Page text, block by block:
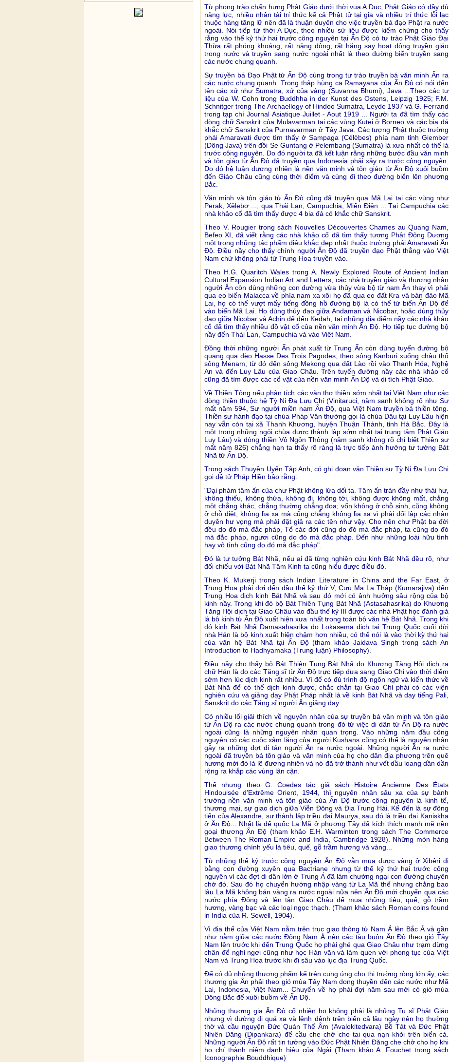
Từ phong trào chấn hưng Phật Giáo dưới thời vua A Dục, Phật Giáo có đầy đủ
năng lực, nhiều nhân tài trí thức kể cả Phật tử tại gia và nhiều trí thức lỗi lạc
thuộc hàng tăng lữ nên đã là thuận duyên cho việc truyền bá đạo Phật ra nước
ngoài. Nói tiếp từ thời A Dục, theo nhiều sử liệu được kiểm chứng cho thấy
rằng vào thế kỷ thứ hai trước công nguyên tại Ấn Ðộ có tư trào Phật Giáo Ðại
Thừa rất phóng khoáng, rất năng động, rất hăng say hoạt động truyền giáo
trong nước và truyền sang nước ngoài nhất là theo đường biển truyền sang
các nước chung quanh.
Sự truyền bá Ðạo Phật từ Ấn Ðộ cùng trong tư trào truyền bá văn minh Ấn ra
các nước chung quanh. Trong thập hùng ca Ramayana của Ấn Ðộ có nói đến
tên các xứ như Sumatra, xứ của vàng (Suvanna Bhumi), Java ...Theo các tư
liệu của W. Cohn trong Buddhha in der Kunst des Ostens, Leipzig 1925; F.M.
Schnitger trong The Archaellogy of Hindoo Sumatra, Leyde 1937 và G. Ferrand
trong tạp chí Journal Asiatique Juillet - Aout 1919 ... Người ta đã tìm thấy các
dòng chữ Sanskrit của Mulavarman tại các vùng Kutei ở Borneo và các bia đá
khắc chữ Sanskrit của Purnavarman ở Tây Java. Các tượng Phật thuộc trường
phái Amaravati được tìm thấy ở Sampaga (Célèbes) phía nam tỉnh Giember
(Ðông Java) trên đồi Se Guntang ở Pelembang (Sumatra) là xưa nhất có thể là
trước công nguyên. Do đó người ta đã kết luận rằng những bước đầu văn minh
và tôn giáo từ Ấn Ðộ đã truyền qua Indonesia phải xảy ra trước công nguyên.
Do đó hệ luận đương nhiên là nền văn minh và tôn giáo từ Ấn Ðộ xuôi buồm
đến Giáo Châu cũng cùng thời điểm và cùng đi theo đường biển lên phương
Bắc.
Văn minh và tôn giáo từ Ấn Ðộ cũng đã truyền qua Mã Lai tại các vùng như
Perak, Xêlebơ ..., qua Thái Lan, Campuchia, Miến Ðiện ... Tại Campuchia các
nhà khảo cổ đã tìm thấy được 4 bia đá có khắc chữ Sanskrit.
Theo V. Rougier trong sách Nouvelles Découvertes Chames au Quang Nam,
Befeo XI, đã viết rằng các nhà khảo cổ đã tìm thấy tượng Phật Ðông Dương
một trong những tác phẩm điêu khắc đẹp nhất thuộc trường phái Amaravati Ấn
Ðộ. Ðiều nầy cho thấy chính người Ấn Ðộ đã truyền đạo Phật thẳng vào Việt
Nam chứ không phải từ Trung Hoa truyền vào.
Theo H.G. Quaritch Wales trong A. Newly Explored Route of Ancient Indian
Cultural Expansion Indian Art and Letters, các nhà truyền giáo và thương nhân
người Ấn còn dùng những con đường vừa thủy vừa bộ từ nam Ấn thay vì phải
qua eo biển Malacca về phía nam xa xôi họ đã qua eo đất Kra và bán đảo Mã
Lai, họ có thể vượt mấy tiếng đồng hồ đường bộ là có thể từ biển Ấn Ðộ để
vào biển Mã Lai. Họ dùng thủy đạo giữa Andaman và Nicobar, hoặc dùng thủy
đạo giữa Nicobar và Achin để đến Kedah, tại những địa điểm nầy các nhà khảo
cổ đã tìm thấy nhiều đồ vật cổ của nền văn minh Ấn Ðộ. Họ tiếp tục đường bộ
nầy đến Thái Lan, Campuchia và vào Viêt Nam.
Ðồng thời những người Ấn phát xuất từ Trung Ấn còn dùng tuyến đường bộ
quang qua đèo Hasse Des Trois Pagodes, theo sông Kanburi xuống châu thổ
sông Menam, từ đó đến sông Mekong qua đất Lào rồi vào Thanh Hóa, Nghệ
An và đến Luy Lâu của Giao Châu. Trên tuyến đường nầy các nhà khảo cổ
cũng đã tìm được các cổ vật của nền văn minh Ấn Ðộ và di tích Phật Giáo.
Về Thiền Tông nếu phân tích các văn thơ thiền sớm nhất tại Việt Nam như các
dòng thiền thuộc hệ Tỳ Ni Ða Lưu Chi (Vinitaruci, năm sanh không rõ như Sư
mất năm 594, Sư người miền nam Ấn Ðộ, qua Việt Nam truyền bá thiền tông.
Thiền sư hành đạo tại chùa Pháp Vân thường gọi là chùa Dâu tại Luy Lâu hiện
nay vẫn còn tại xã Thanh Khương, huyện Thuận Thành, tỉnh Hà Bắc. Ðây là
một trong những ngôi chùa được thành lập sớm nhất tại trung tâm Phật Giáo
Luy Lâu) và dòng thiền Vô Ngôn Thông (năm sanh không rõ chỉ biết Thiền sư
mất năm 826) chẳng hạn ta thấy rõ ràng là trực tiếp ảnh hưởng tư tưởng Bát
Nhã từ Ấn Ðộ.
Trong sách Thuyền Uyển Tập Anh, có ghi đoạn văn Thiền sư Tỳ Ni Ða Lưu Chi
gọi đệ tử Pháp Hiền bảo rằng:
"Ðại phàm tâm ấn của chư Phật không lừa dối ta. Tâm ấn tràn đầy như thái hư,
không thiếu, không thừa, không đi, không tới, không được không mất, chẳng
một chẳng khác, chẳng thường chẳng đoạ; vốn không ở chỗ sinh, cũng không
ở chỗ diệt, không lìa xa mà cũng chẳng không lìa xa vì phải đối lập các nhân
duyên hư vọng mà phải đặt giả ra các tên như vậy. Cho nên chư Phật ba đời
đều do đó mà đắc pháp, Tổ các đời cũng do đó mà đắc pháp, ta cũng do đó
mà đắc pháp, ngươi cũng do đó mà đắc pháp. Ðến như những loài hữu tình
hay vô tình cũng do đó mà đắc pháp".
Ðó là tư tưởng Bát Nhã, nếu ai đã từng nghiên cứu kinh Bát Nhã đều rõ, như
đối chiếu với Bát Nhã Tâm Kinh ta cũng hiểu được điều đó.
Theo K. Mukerji trong sách Indian Literature in China and the Far East, ở
Trung Hoa phải đợi đến đầu thế kỷ thứ V, Cưu Ma La Thập (Kumarajiva) đến
Trung Hoa dịch kinh Bát Nhã và sau đó mới có ảnh hưởng sâu rộng của bộ
kinh nầy. Trong khi đó bộ Bát Thiên Tụng Bát Nhã (Astasahasrika) do Khương
Tăng Hội dịch tại Giao Châu vào đầu thế kỷ III được các nhà Phật học đánh giá
là bộ kinh từ Ấn Ðộ xuất hiện xưa nhất trong toàn bộ văn hệ Bát Nhã. Trong khi
đó kinh Bát Nhã Damasahasrika do Lokasema dịch tại Trung Quốc cuối đời
nhà Hán là bộ kinh xuất hiện chậm hơn nhiều, có thể nói là vào thời kỳ thứ hai
của văn hệ Bát Nhã tại Ấn Ðộ (tham khảo Jaidava Singh trong sách An
Introduction to Hadhyamaka (Trung luận) Philosophy).
Ðiều nầy cho thấy bộ Bát Thiên Tụng Bát Nhã do Khương Tăng Hội dịch ra
chữ Hán là do các Tăng sĩ từ Ấn Ðộ trực tiếp đưa sang Giao Chỉ vào thời điểm
sớm hơn lúc dịch kinh rất nhiều. Vì để có đủ trình độ ngôn ngữ và kiến thức về
Bát Nhã để có thể dịch kinh được, chắc chắn tại Giao Chỉ phải có các viện
nghiên cứu và giảng dạy Phật Pháp nhất là về kinh Bát Nhã và dạy tiếng Pali,
Sanskrit do các Tăng sĩ người Ấn giảng dạy.
Có nhiều lối giải thích về nguyên nhân của sự truyền bá văn minh và tôn giáo
từ Ấn Ðộ ra các nước chung quanh trong đó từ việc di dân từ Ấn Ðộ ra nước
ngoài cũng là những nguyên nhân quan trọng. Vào những năm đầu công
nguyên có các cuộc xâm lăng của người Kushans cũng có thể là nguyên nhân
gây ra những đợt di tản người Ấn ra nước ngoài. Những người Ấn ra nước
ngoài đã truyền bá tôn giáo và văn minh của họ cho dân địa phương trên quê
hương mới đó là lẽ đương nhiên và nó đã trở thành như vết dầu loang dần dần
rộng ra khắp các vùng lân cận.
Thế nhưng theo G. Coedes tác giả sách Histoire Ancienne Des États
Hindouisée d'Extrême Orient, 1944, thì nguyên nhân sâu xa của sự bành
trướng nền văn minh và tôn giáo của Ấn Ðộ trước công nguyên là kinh tế,
thương mại, sự giao dịch giữa Viễn Ðông và Ðịa Trung Hải. Kế đến là sự đông
tiến của Alexandre, sự thành lập triều đại Maurya, sau đó là triều đại Kaniskha
ở Ấn Ðộ... Nhất là đế quốc La Mã ở phương Tây đã kích thích mạnh mẽ nền
goại thương Ấn Ðộ (tham khảo E.H. Warminton trong sách The Commerce
Between The Roman Empire and India, Cambridge 1928). Những món hàng
giao thương chính yếu là tiêu, quế, gỗ trầm hương và vàng...
Từ những thế kỷ trước công nguyên Ấn Ðộ vẫn mua được vàng ở Xibêri đi
bằng con đường xuyên qua Bactriane nhưng từ thế kỷ thứ hai trước công
nguyên vì các đợt di dân lớn ở Trung Á đã làm chướng ngại con đường chuyên
chở đó. Sau đó họ chuyển hướng nhập vàng từ La Mã thế nhưng chẳng bao
lâu La Mã không bán vàng ra nước ngoài nữa nên Ấn Ðộ mới chuyển qua các
nước phía Ðông và lên tận Giao Châu để mua những tiêu, quế, gỗ trầm
hương, vàng bạc và các loại ngọc thạch. (Tham khảo sách Roman coins found
in India của R. Sewell, 1904).
Vì địa thế của Việt Nam nằm trên trục giao thông từ Nam Á lên Bắc Á và gần
như nằm giữa các nước Ðông Nam Á nên các tàu buôn Ấn Ðộ theo gió Tây
Nam lên trước khi đến Trung Quốc họ phải ghé qua Giao Châu như trạm dừng
chân để nghỉ ngơi cũng như học Hán văn và làm quen với phong tục của Việt
Nam và Trung Hoa trước khi đi sâu vào lục địa Trung Quốc.
Ðể có đủ những thương phẩm kể trên cung ứng cho thị trường rộng lớn ấy, các
thương gia Ấn phải theo gió mùa Tây Nam dong thuyền đến các nước như Mã
Lai, Indonesia, Việt Nam... Chuyến về họ phải đợi năm sau mới có gió mùa
Ðông Bắc để xuôi buồm về Ấn Ðộ.
Những thương gia Ấn Ðộ cố nhiên họ không phải là những Tu sĩ Phật Giáo
nhưng vì đường đi quá xa và lênh đênh trên biển cả lâu ngày nên họ thường
thờ và cầu nguyện Ðức Quán Thế Âm (Avalokitedvara) Bồ Tát và Ðức Phật
Nhiên Ðăng (Dipankara) để cầu che chở cho tai qua nạn khỏi trên biển cả.
Những người Ấn Ðộ rất tin tưởng vào Ðức Phật Nhiên Ðăng che chở cho họ khi
họ chí thành niệm danh hiệu của Ngài (Tham khảo A. Fouchet trong sách
Iconographie Bouddhique)